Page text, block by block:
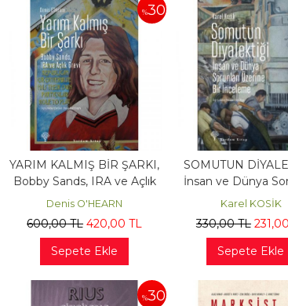
%30
YARIM KALMIŞ BİR ŞARKI,
Bobby Sands, IRA ve Açlık
Grevi
Denis O'HEARN
600,00TL 420,00 TL
Sepete Ekle
SOMUTUN
İnsan ve Dünya
Üzerine Bir
Karel KOSİK
330,00TL 231,00
Sepete Ekle
%30